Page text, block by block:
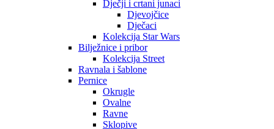
Dječji i crtani junaci
Djevojčice
Dječaci
Kolekcija Star Wars
Bilježnice i pribor
Kolekcija Street
Ravnala i šablone
Pernice
Okrugle
Ovalne
Ravne
Sklopive